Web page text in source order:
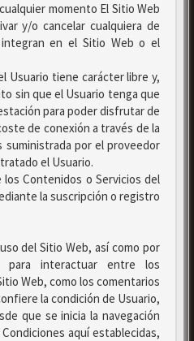
momento El Sitio Web
y/o cancelar cualquiera de
en el Sitio Web o el
Usuario tiene carácter libre y,
sin que el Usuario tenga que
para poder disfrutar de
de conexión a través de la
suministrada por el proveedor
el Usuario.
Contenidos o Servicios del
la suscripción o registro
del Sitio Web, así como por
para interactuar entre los
Web, como los comentarios
la condición de Usuario,
que se inicia la navegación
aquí establecidas,